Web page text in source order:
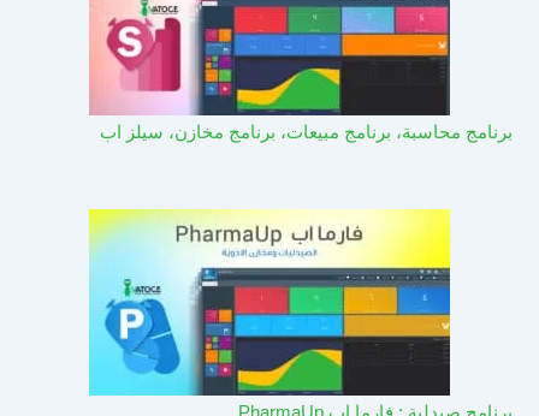
برنامج محاسبة، برنامج مبيعات، برنامج مخازن، سيلز اب